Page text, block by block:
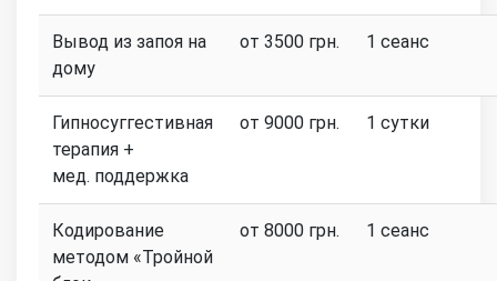
Вывод из запоя на
дому
от 3500 грн. 1 сеанс
Гипносуггестивная
терапия +
мед. поддержка
от 9000 грн. 1 сутки
Кодирование
методом «Тройной
от 8000 грн. 1 сеанс